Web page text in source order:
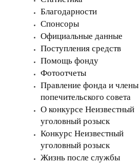
Благодарности
Спонсоры
Официальные данные
Поступления средств
Помощь фонду
Фотоотчеты
Правление фонда и члены
попечительского совета
О конкурсе Неизвестный
уголовный розыск
Конкурс Неизвестный
уголовный розыск
Жизнь после службы